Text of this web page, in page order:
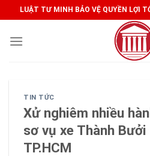
to
content
LUẬT TƯ MINH BẢO VỆ QUYỀN LỢI
TIN TỨC
Xử nghiêm nhiều
sơ vụ xe Thành
TP.HCM